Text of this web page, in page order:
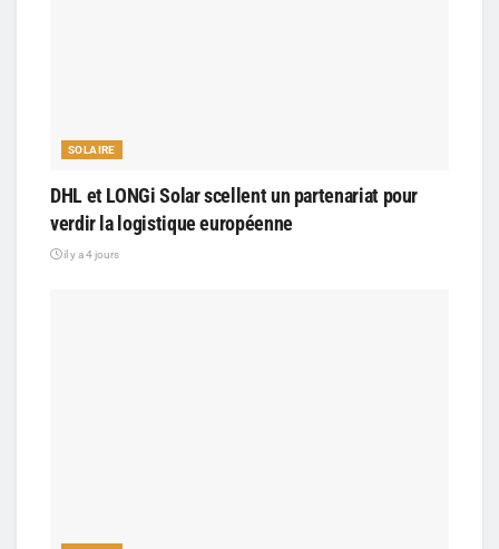
SOLAIRE
DHL et LONGi Solar scellent un partenariat pour
verdir la logistique européenne
il y a 4 jours